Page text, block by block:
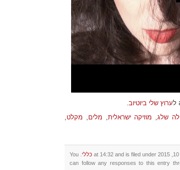
לערוץ שלי ביוטיוב
שלג, מוזיקה ישראלית, מלים, מקלט,
כללי . You
can follow any responses to this entry